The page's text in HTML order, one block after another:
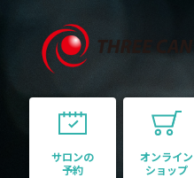
サロンの
予約
オンライン
ショップ